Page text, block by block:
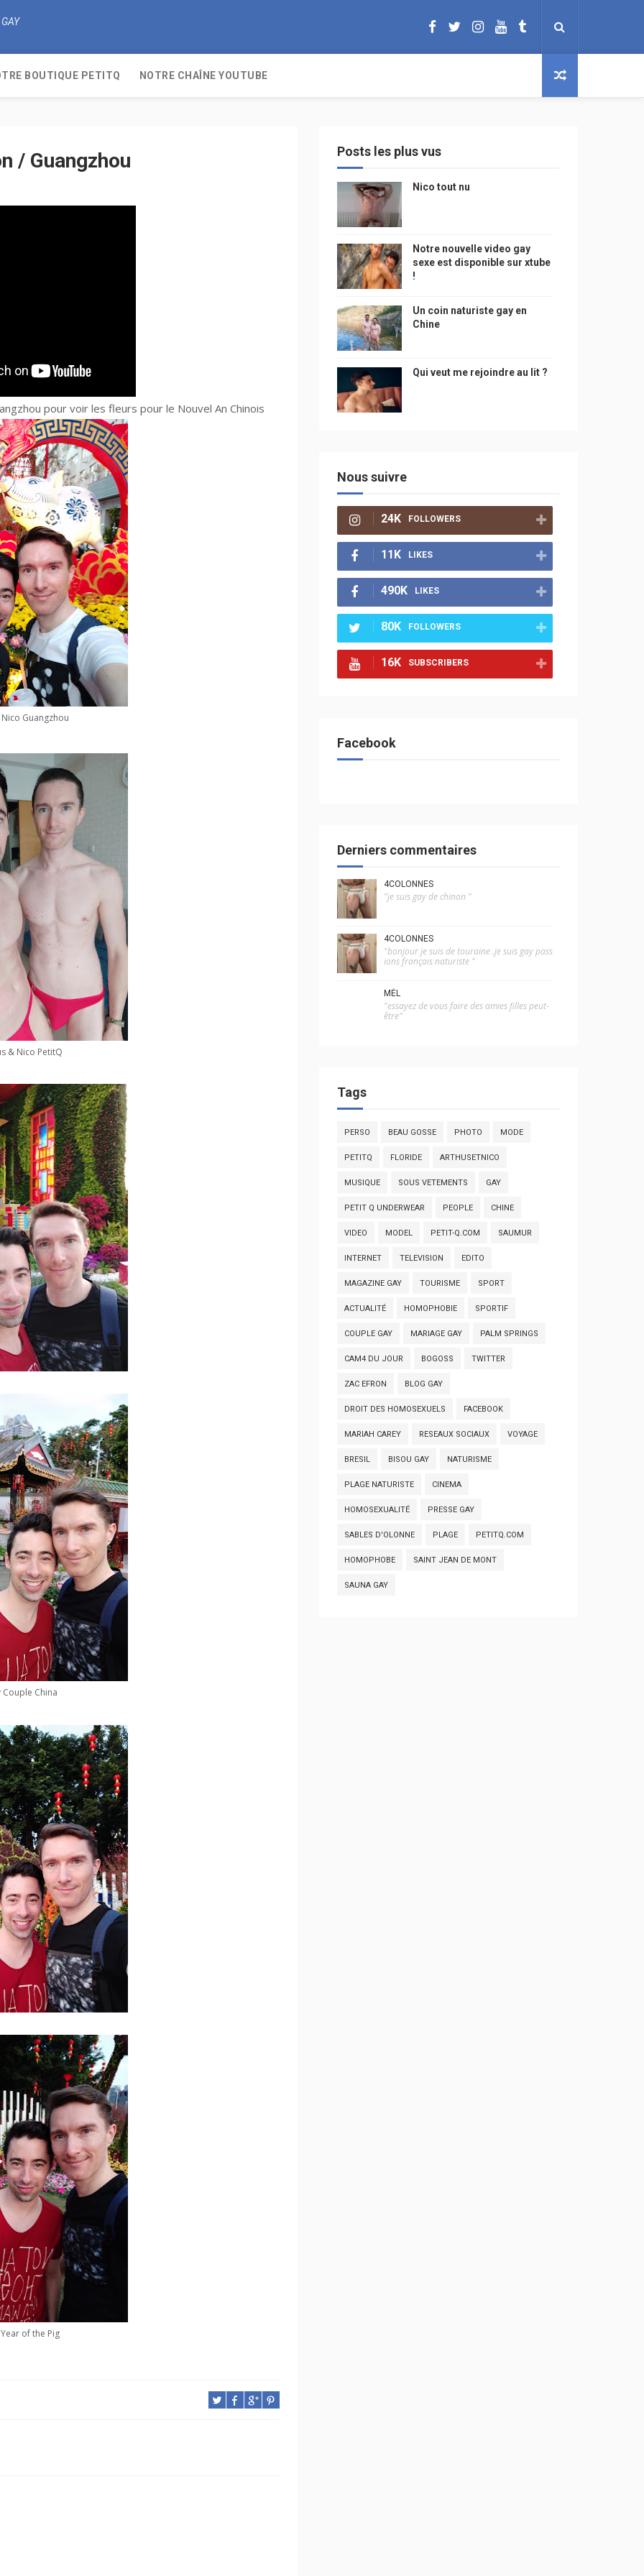
BOUTIQUE PETITQ NOTRE CHAÎNE YOUTUBE
/ Guangzhou
pour voir les fleurs pour le Nouvel An Chinois
Guangzhou
& Nico PetitQ
Couple China
of the Pig
Posts les plus vus
Nico tout nu
Notre nouvelle video gay
sexe est disponible sur xtube
!
Un coin naturiste gay en
Chine
Qui veut me rejoindre au lit ?
Nous suivre
24K FOLLOWERS
11K LIKES
490K LIKES
80K FOLLOWERS
16K SUBSCRIBERS
Facebook
Derniers commentaires
4COLONNES
"je suis gay de chinon "
4COLONNES
"bonjour je suis de touraine .je suis gay pass
ions français naturiste "
MÉL
"essayez de vous faire des amies filles peut-
être"
Tags
PERSO BEAU GOSSE PHOTO MODE
PETITQ FLORIDE ARTHUSETNICO
MUSIQUE SOUS VETEMENTS GAY
PETIT Q UNDERWEAR PEOPLE CHINE
VIDEO MODEL PETIT-Q.COM SAUMUR
INTERNET TELEVISION EDITO
MAGAZINE GAY TOURISME SPORT
ACTUALITÉ HOMOPHOBIE SPORTIF
COUPLE GAY MARIAGE GAY PALM SPRINGS
CAM4 DU JOUR BOGOSS TWITTER
ZAC EFRON BLOG GAY
DROIT DES HOMOSEXUELS FACEBOOK
MARIAH CAREY RESEAUX SOCIAUX VOYAGE
BRESIL BISOU GAY NATURISME
PLAGE NATURISTE CINEMA
HOMOSEXUALITÉ PRESSE GAY
SABLES D'OLONNE PLAGE PETITQ.COM
HOMOPHOBE SAINT JEAN DE MONT
SAUNA GAY